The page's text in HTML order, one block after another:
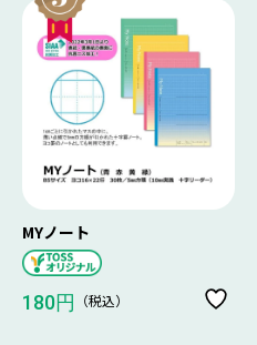
MYノート
180円 （税込）